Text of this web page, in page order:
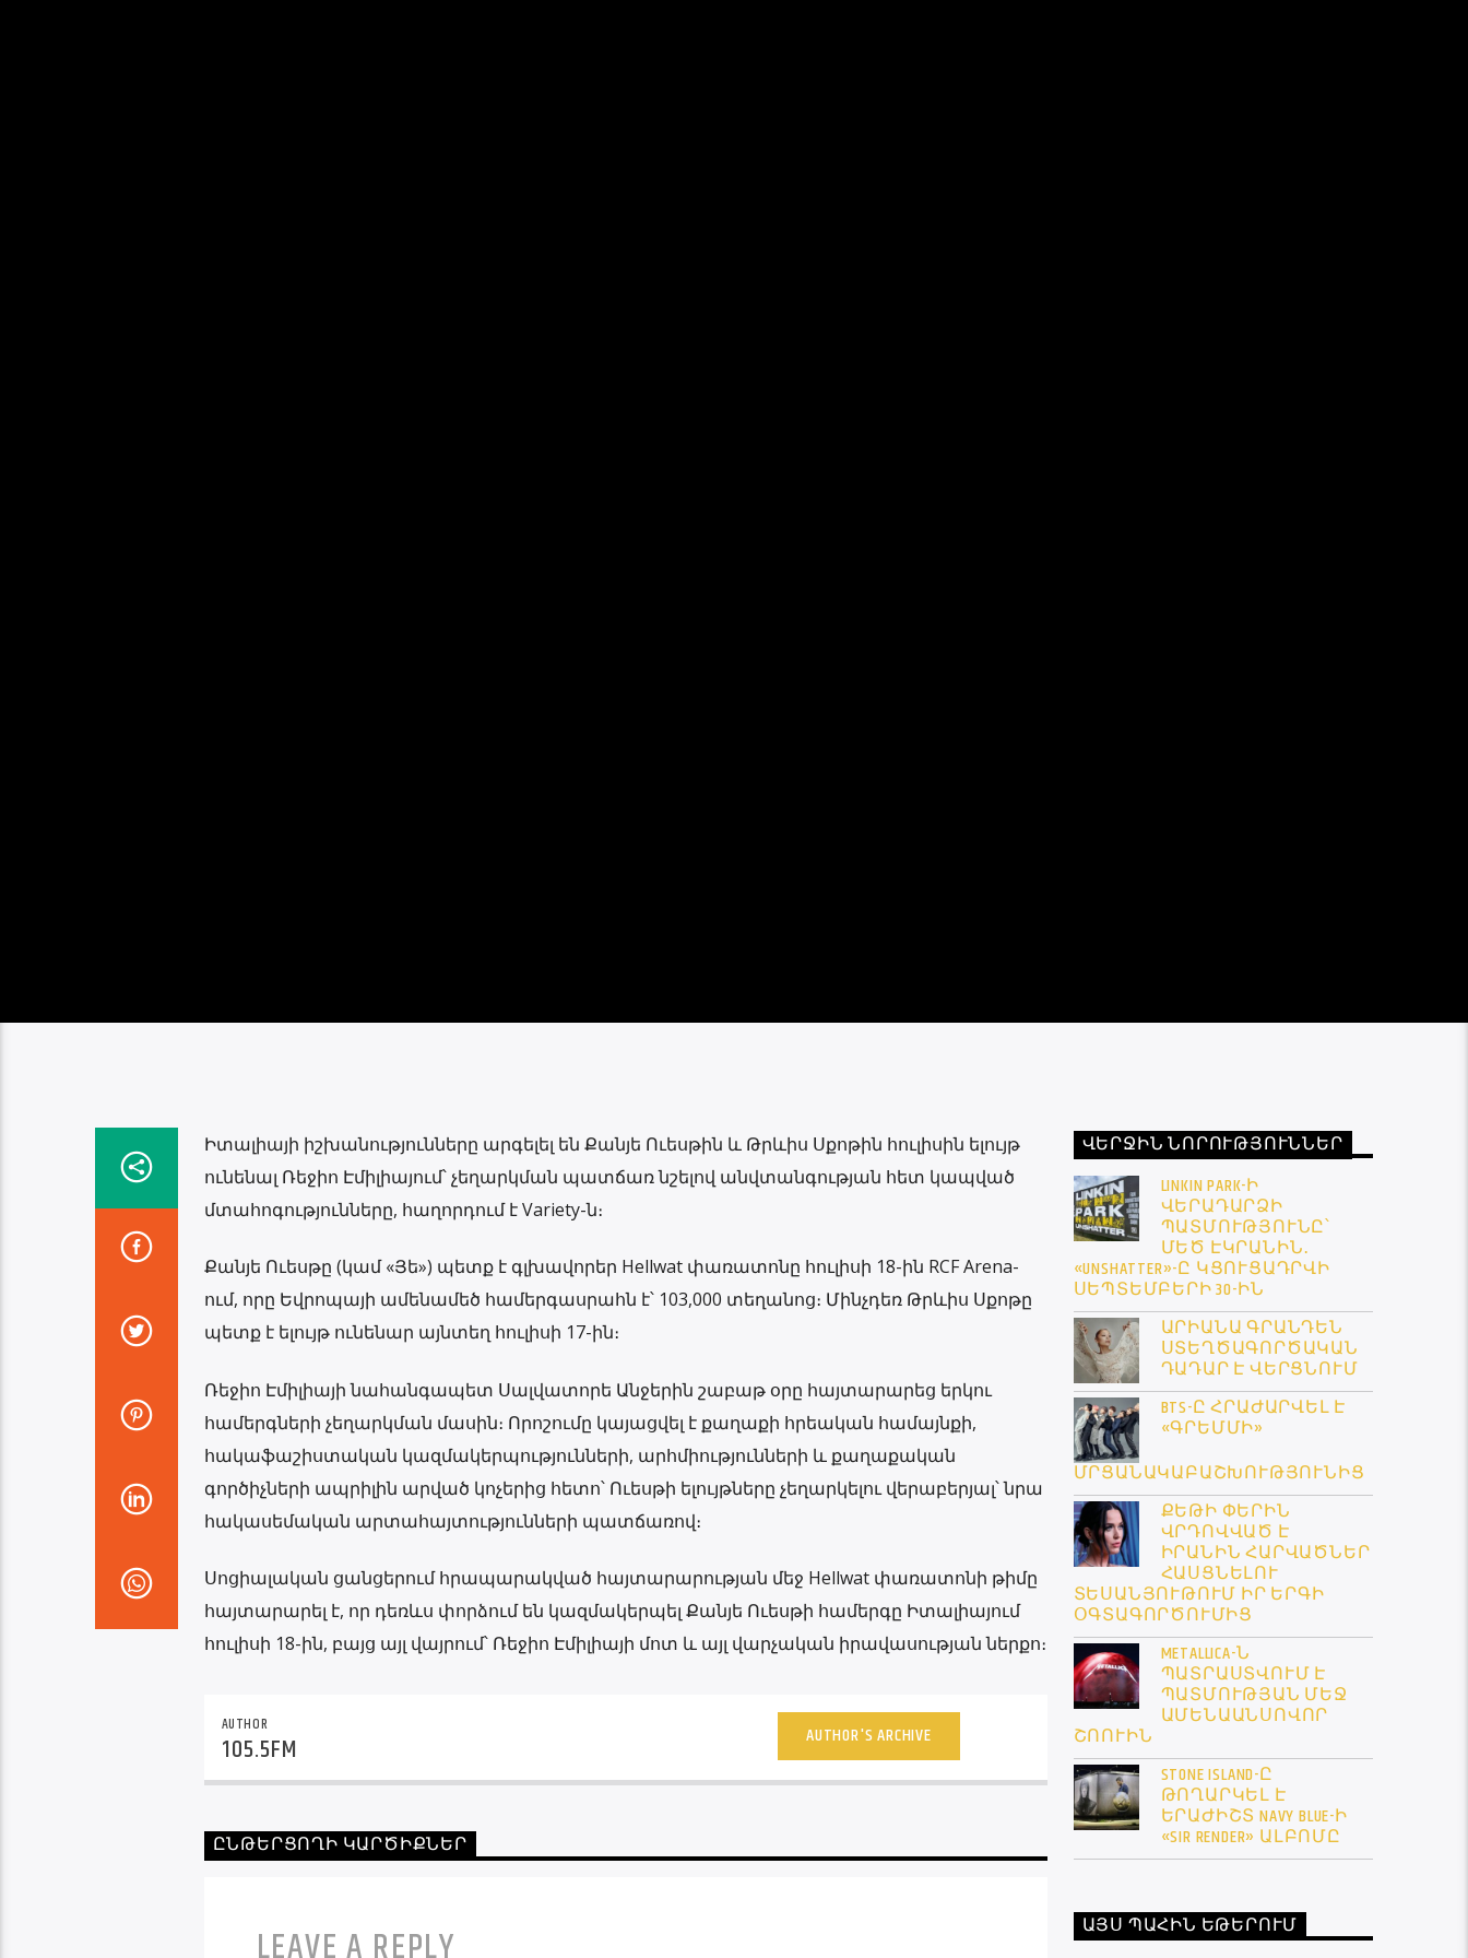
Իտալիայի իշխանությունները արգելել են Քանյե Ուեսթին և Թրևիս Սքոթին հուլիսին ելույթ
ունենալ Ռեջիո Էմիլիայում՝ չեղարկման պատճառ նշելով անվտանգության հետ կապված
մտահոգությունները, հաղորդում է Variety-ն։
Քանյե Ուեսթը (կամ «Յե») պետք է գլխավորեր Hellwat փառատոնը հուլիսի 18-ին RCF Arena-
ում, որը Եվրոպայի ամենամեծ համերգասրահն է՝ 103,000 տեղանոց։ Մինչդեռ Թրևիս Սքոթը
պետք է ելույթ ունենար այնտեղ հուլիսի 17-ին։
Ռեջիո Էմիլիայի նահանգապետ Սալվատորե Անջերին շաբաթ օրը հայտարարեց երկու
համերգների չեղարկման մասին։ Որոշումը կայացվել է քաղաքի հրեական համայնքի,
հակաֆաշիստական ​​կազմակերպությունների, արհմիությունների և քաղաքական
գործիչների ապրիլին արված կոչերից հետո՝ Ուեսթի ելույթները չեղարկելու վերաբերյալ՝ նրա
հակասեմական արտահայտությունների պատճառով։
Սոցիալական ցանցերում հրապարակված հայտարարության մեջ Hellwat փառատոնի թիմը
հայտարարել է, որ դեռևս փորձում են կազմակերպել Քանյե Ուեսթի համերգը Իտալիայում
հուլիսի 18-ին, բայց այլ վայրում՝ Ռեջիո Էմիլիայի մոտ և այլ վարչական իրավասության ներքո։
AUTHOR
105.5FM AUTHOR'S ARCHIVE
ԸՆԹԵՐՑՈՂԻ ԿԱՐԾԻՔՆԵՐ
ՎԵՐՋԻՆ ՆՈՐՈՒԹՅՈՒՆՆԵՐ
LINKIN PARK-Ի
ՎԵՐԱԴԱՐՁԻ
ՊԱՏՄՈՒԹՅՈՒՆԸ՝
ՄԵԾ ԷԿՐԱՆԻՆ․
«UNSHATTER»-Ը ԿՑՈՒՑԱԴՐՎԻ
ՍԵՊՏԵՄԲԵՐԻ 30-ԻՆ
ԱՐԻԱՆԱ ԳՐԱՆԴԵՆ
ՍՏԵՂԾԱԳՈՐԾԱԿԱՆ
ԴԱԴԱՐ Է ՎԵՐՑՆՈՒՄ
BTS-Ը ՀՐԱԺԱՐՎԵԼ Է
«ԳՐԵՄՄԻ»
ՄՐՑԱՆԱԿԱԲԱՇԽՈՒԹՅՈՒՆԻՑ
ՔԵԹԻ ՓԵՐԻՆ
ՎՐԴՈՎՎԱԾ Է
ԻՐԱՆԻՆ ՀԱՐՎԱԾՆԵՐ
ՀԱՍՑՆԵԼՈՒ
ՏԵՍԱՆՅՈՒԹՈՒՄ ԻՐ ԵՐԳԻ
ՕԳՏԱԳՈՐԾՈՒՄԻՑ
METALLICA-Ն
ՊԱՏՐԱՍՏՎՈՒՄ Է
ՊԱՏՄՈՒԹՅԱՆ ՄԵՋ
ԱՄԵՆԱԱՆՍՈՎՈՐ
ՇՈՈՒԻՆ
STONE ISLAND-Ը
ԹՈՂԱՐԿԵԼ Է
ԵՐԱԺԻՇՏ NAVY BLUE-Ի
«SIR RENDER» ԱԼԲՈՄԸ
ԱՅՍ ՊԱՀԻՆ ԵԹԵՐՈՒՄ